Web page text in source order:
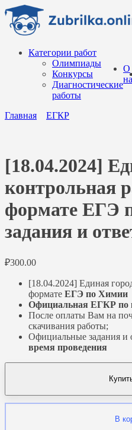
Перейти
содержанию
Категории работ
Олимпиады
Конкурсы
Диагностические
работы
О
Главная ЕГКР
[18.04.2024]
контрольная
формате ЕГЭ
задания и
₽300.00
[18.04.2024] Единая
формате ЕГЭ по Химии
Официальная ЕГКР по
После оплаты Вам на
скачивания работы;
Официальные задания и
время проведения
В